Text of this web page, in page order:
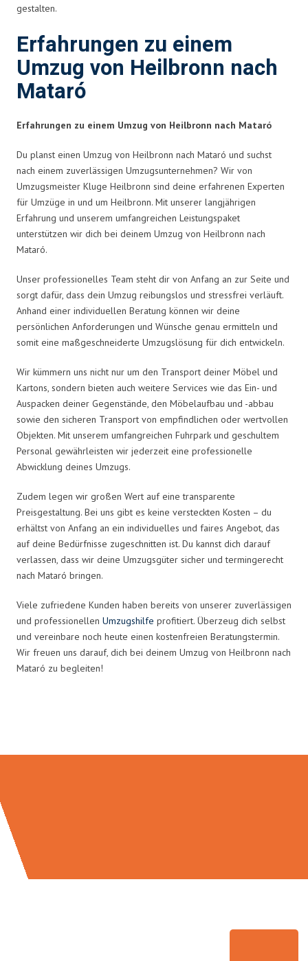
gestalten.
Erfahrungen zu einem
Umzug von Heilbronn nach
Mataró
Erfahrungen zu einem Umzug von Heilbronn nach Mataró
Du planst einen Umzug von Heilbronn nach Mataró und suchst
nach einem zuverlässigen Umzugsunternehmen? Wir von
Umzugsmeister Kluge Heilbronn sind deine erfahrenen Experten
für Umzüge in und um Heilbronn. Mit unserer langjährigen
Erfahrung und unserem umfangreichen Leistungspaket
unterstützen wir dich bei deinem Umzug von Heilbronn nach
Mataró.
Unser professionelles Team steht dir von Anfang an zur Seite und
sorgt dafür, dass dein Umzug reibungslos und stressfrei verläuft.
Anhand einer individuellen Beratung können wir deine
persönlichen Anforderungen und Wünsche genau ermitteln und
somit eine maßgeschneiderte Umzugslösung für dich entwickeln.
Wir kümmern uns nicht nur um den Transport deiner Möbel und
Kartons, sondern bieten auch weitere Services wie das Ein- und
Auspacken deiner Gegenstände, den Möbelaufbau und -abbau
sowie den sicheren Transport von empfindlichen oder wertvollen
Objekten. Mit unserem umfangreichen Fuhrpark und geschultem
Personal gewährleisten wir jederzeit eine professionelle
Abwicklung deines Umzugs.
Zudem legen wir großen Wert auf eine transparente
Preisgestaltung. Bei uns gibt es keine versteckten Kosten – du
erhältst von Anfang an ein individuelles und faires Angebot, das
auf deine Bedürfnisse zugeschnitten ist. Du kannst dich darauf
verlassen, dass wir deine Umzugsgüter sicher und termingerecht
nach Mataró bringen.
Viele zufriedene Kunden haben bereits von unserer zuverlässigen
und professionellen Umzugshilfe profitiert. Überzeug dich selbst
und vereinbare noch heute einen kostenfreien Beratungstermin.
Wir freuen uns darauf, dich bei deinem Umzug von Heilbronn nach
Mataró zu begleiten!